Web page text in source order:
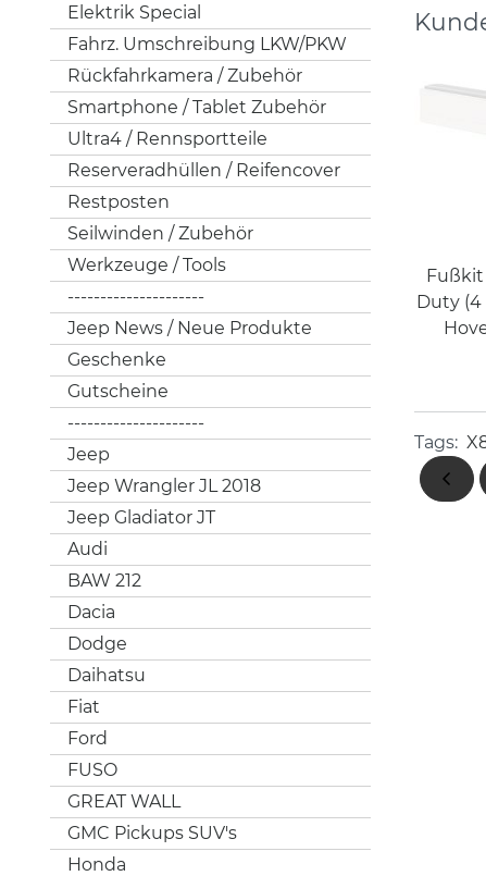
Elektrik Special
Fahrz. Umschreibung LKW/PKW
Rückfahrkamera / Zubehör
Smartphone / Tablet Zubehör
Ultra4 / Rennsportteile
Reserveradhüllen / Reifencover
Restposten
Seilwinden / Zubehör
Werkzeuge / Tools
---------------------
Jeep News / Neue Produkte
Geschenke
Gutscheine
---------------------
Jeep
Jeep Wrangler JL 2018
Jeep Gladiator JT
Audi
BAW 212
Dacia
Dodge
Daihatsu
Fiat
Ford
FUSO
GREAT WALL
GMC Pickups SUV's
Honda
Duty (4
Tags: